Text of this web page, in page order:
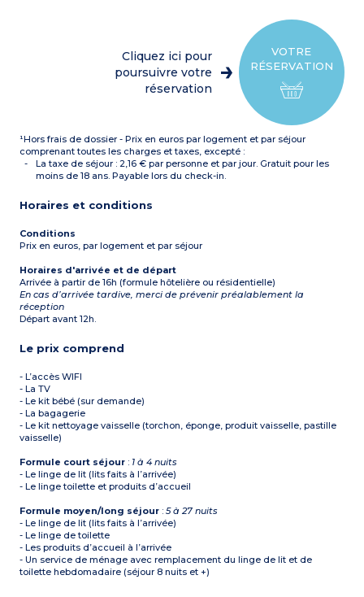
Chambre avec 1 lit double
Salle de bain avec
baignoire (sèche-serviettes)
VOTRE
RÉSERVATION
Cliquez ici pour
poursuivre votre
réservation
¹Hors frais de dossier - Prix en euros par logement et par séjour
comprenant toutes les charges et taxes, excepté :
La taxe de séjour : 2,16 € par personne et par jour. Gratuit pour les
moins de 18 ans. Payable lors du check-in.
Horaires et conditions
Conditions
Prix en euros, par logement et par séjour
Horaires d'arrivée et de départ
Arrivée à partir de 16h (formule hôtelière ou résidentielle)
En cas d’arrivée tardive, merci de prévenir préalablement la
réception
Départ avant 12h.
Le prix comprend
- L’accès WIFI
- La TV
- Le kit bébé (sur demande)
- La bagagerie
- Le kit nettoyage vaisselle (torchon, éponge, produit vaisselle, pastille
vaisselle)
Formule court séjour : 1 à 4 nuits
- Le linge de lit (lits faits à l’arrivée)
- Le linge toilette et produits d’accueil
Formule moyen/long séjour :5 à 27 nuits
- Le linge de lit (lits faits à l’arrivée)
- Le linge de toilette
- Les produits d’accueil à l’arrivée
- Un service de ménage avec remplacement du linge de lit et de
toilette hebdomadaire (séjour 8 nuits et +)